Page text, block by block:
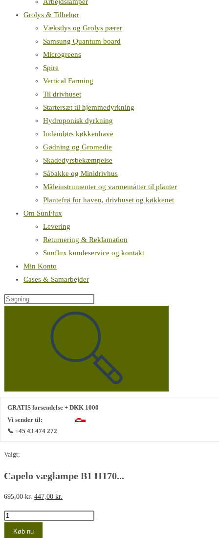
Grolys & Tilbehør
Vækstlys og Grolys pærer
Samsung Quantum board
Microgreens
Spire
Vertical Farming
Til drivhuset
Startersæt til hjemmedyrkning
Hydroponisk dyrkning
Indendørs køkkenhave
Gødning og Gromedie
Skadedyrsbekæmpelse
Såbakke og Minidrivhus
Måleinstrumenter og varmemåtter til planter
Plantefrø for haven, drivhuset og køkkenet
Om SunFlux
Levering
Returnering & Reklamation
Sunflux kundeservice og kontakt
Min Konto
Cases & Samarbejder
Søg
GRATIS forsendelse + DKK 1000
Vi sender til:
📞 +45 43 474 272
Valgt:
Capelo væglampe B1 H170...
695,00kr. Den
pris
447,00 kr.
pris
Capelo
væglampe
Køb nu